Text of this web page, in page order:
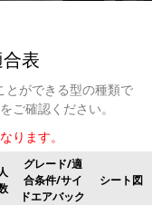
表
とができる型の種類で
ご確認ください。
ります。
グレード/適
合条件/サイ
ドエアバック
シート図